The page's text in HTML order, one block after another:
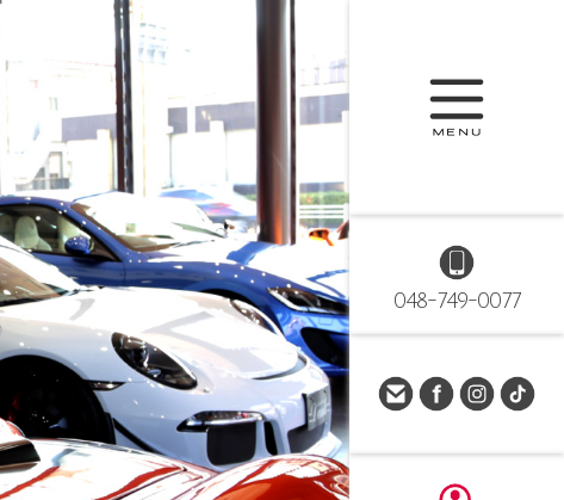
048-749-0077